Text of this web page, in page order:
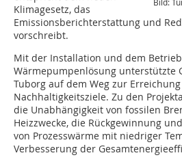
Klimagesetz, das
Emissionsberichterstattung und
vorschreibt.
Mit der Installation und dem Betrieb
Wärmepumpenlösung unterstützte
Tuborg auf dem Weg zur
Nachhaltigkeitsziele. Zu den
die Unabhängigkeit von fossilen
Heizzwecke, die Rückgewinnung
von Prozesswärme mit niedriger
Verbesserung der